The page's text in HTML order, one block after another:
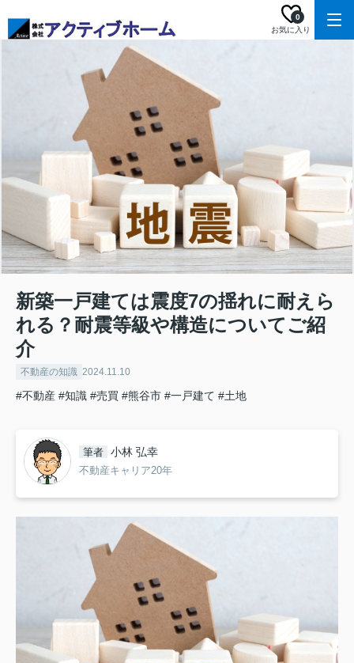
お気に入り
0
新築一戸建ては震度7の揺れに耐えら
れる？耐震等級や構造についてご紹
介
不動産の知識 2024.11.10
#不動産 #知識 #売買 #熊谷市 #一戸建て #土地
筆者 小林 弘幸
不動産キャリア20年